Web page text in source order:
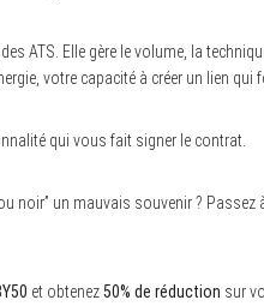
ATS. Elle gère le volume, la
votre capacité à créer un lien qui
qui vous fait signer le contrat.
noir” un mauvais souvenir ?
et obtenez50% de réduction sur